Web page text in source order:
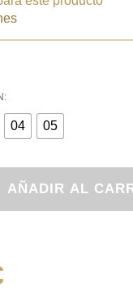
04 05
AÑADIR AL